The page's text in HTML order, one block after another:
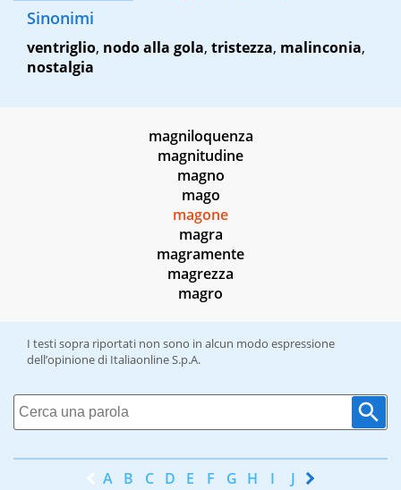
Sinonimi
ventriglio, nodo alla gola, tristezza, malinconia,
nostalgia
magniloquenza
magnitudine
magno
mago
magone
magra
magramente
magrezza
magro
I testi sopra riportati non sono in alcun modo espressione
dell’opinione di Italiaonline S.p.A.
A B C D E F G H I J K